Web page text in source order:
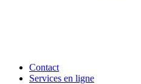
Anderlaine | Conseil – Expert
Contact
Services en ligne